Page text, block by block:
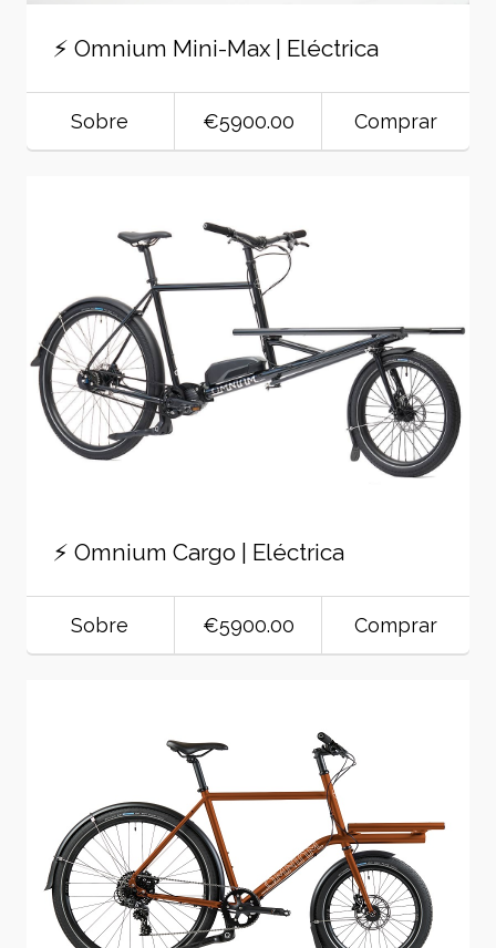
⚡ Omnium Mini-Max | Eléctrica
Sobre €5900.00 Comprar
⚡ Omnium Cargo | Eléctrica
Sobre €5900.00 Comprar